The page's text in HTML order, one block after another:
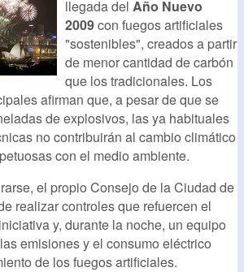
llegada del Año Nuevo
2009con fuegos artificiales
"sostenibles", creados a partir
de menor cantidad de carbón
que los tradicionales. Los
afirman que, a pesar de que se
de explosivos, las ya habituales
no contribuirán al cambio climático
con el medio ambiente.
el propio Consejo de la Ciudad de
realizar controles que refuercen el
y, durante la noche, un equipo
emisiones y el consumo eléctrico
de los fuegos artificiales.